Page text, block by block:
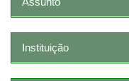
Instituição